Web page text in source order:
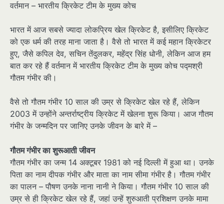
वर्तमान – भारतीय क्रिकेट टीम के मुख्य कोच
भारत में आज सबसे ज्यादा लोकप्रिय खेल क्रिकेट है, इसीलिए क्रिकेट
को एक धर्म की तरह माना जाता है। वैसे तो भारत में कई महान क्रिकेटर
हुए, जैसे कपिल देव, सचिन तेंदुलकर, महेंद्र सिंह धोनी, लेकिन आज हम
बात कर रहे हैं वर्तमान में भारतीय क्रिकेट टीम के मुख्य कोच पद्मश्री
गौतम गंभीर की।
वैसे तो गौतम गंभीर 10 साल की उम्र से क्रिकेट खेल रहे हैं, लेकिन
2003 में उन्होंने अन्तर्राष्ट्रीय क्रिकेट में खेलना शुरू किया। आज गौतम
गंभीर के जन्मदिन पर जानिए उनके जीवन के बारे में –
गौतम गंभीर का शुरूआती जीवन
गौतम गंभीर का जन्म 14 अक्टूबर 1981 को नई दिल्ली में हुआ था। उनके
पिता का नाम दीपक गंभीर और माता का नाम सीमा गंभीर है। गौतम गंभीर
का पालन – पौषण उनके नाना नानी ने किया। गौतम गंभीर 10 साल की
उम्र से ही क्रिकेट खेल रहे हैं, जहां उन्हें शुरुआती प्रशिक्षण उनके मामा